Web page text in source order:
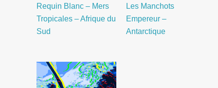
Requin Blanc – Mers
Tropicales – Afrique du
Sud
Les Manchots
Empereur –
Antarctique